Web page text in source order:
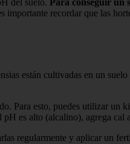
importante recordar que las
están cultivadas en un
Para esto, puedes utilizar un
es alto (alcalino), agrega
regularmente y aplicar un